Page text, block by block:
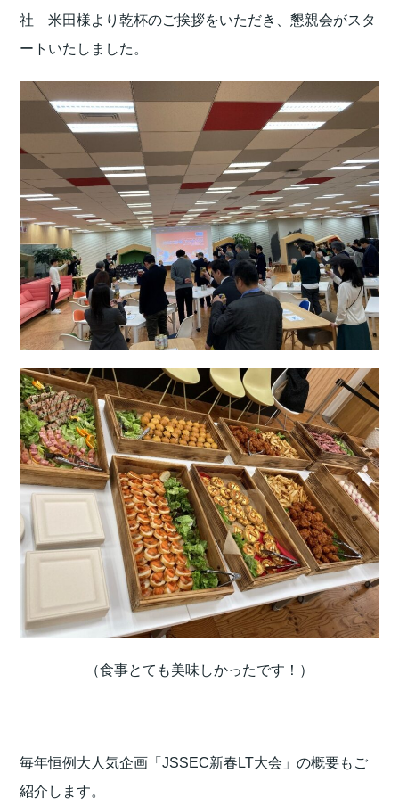
社 米田様より乾杯のご挨拶をいただき、懇親会がスタ
ートいたしました。
（食事とても美味しかったです！）
毎年恒例大人気企画「JSSEC新春LT大会」の概要もご
紹介します。